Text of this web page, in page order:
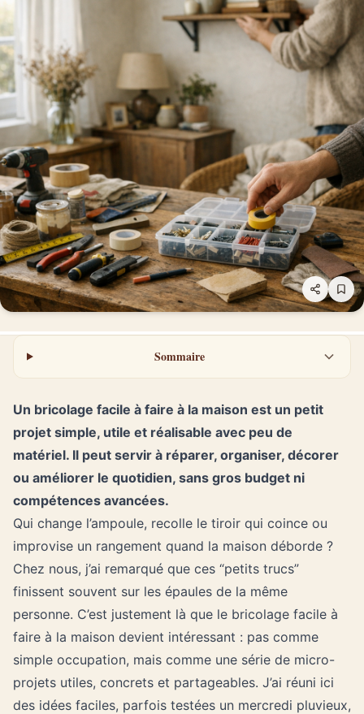
Sommaire
Un bricolage facile à faire à la maison est un petit
projet simple, utile et réalisable avec peu de
matériel. Il peut servir à réparer, organiser, décorer
ou améliorer le quotidien, sans gros budget ni
compétences avancées.
Qui change l’ampoule, recolle le tiroir qui coince ou
improvise un rangement quand la maison déborde ?
Chez nous, j’ai remarqué que ces “petits trucs”
finissent souvent sur les épaules de la même
personne. C’est justement là que le bricolage facile à
faire à la maison devient intéressant : pas comme
simple occupation, mais comme une série de micro-
projets utiles, concrets et partageables. J’ai réuni ici
des idées faciles, parfois testées un mercredi pluvieux,